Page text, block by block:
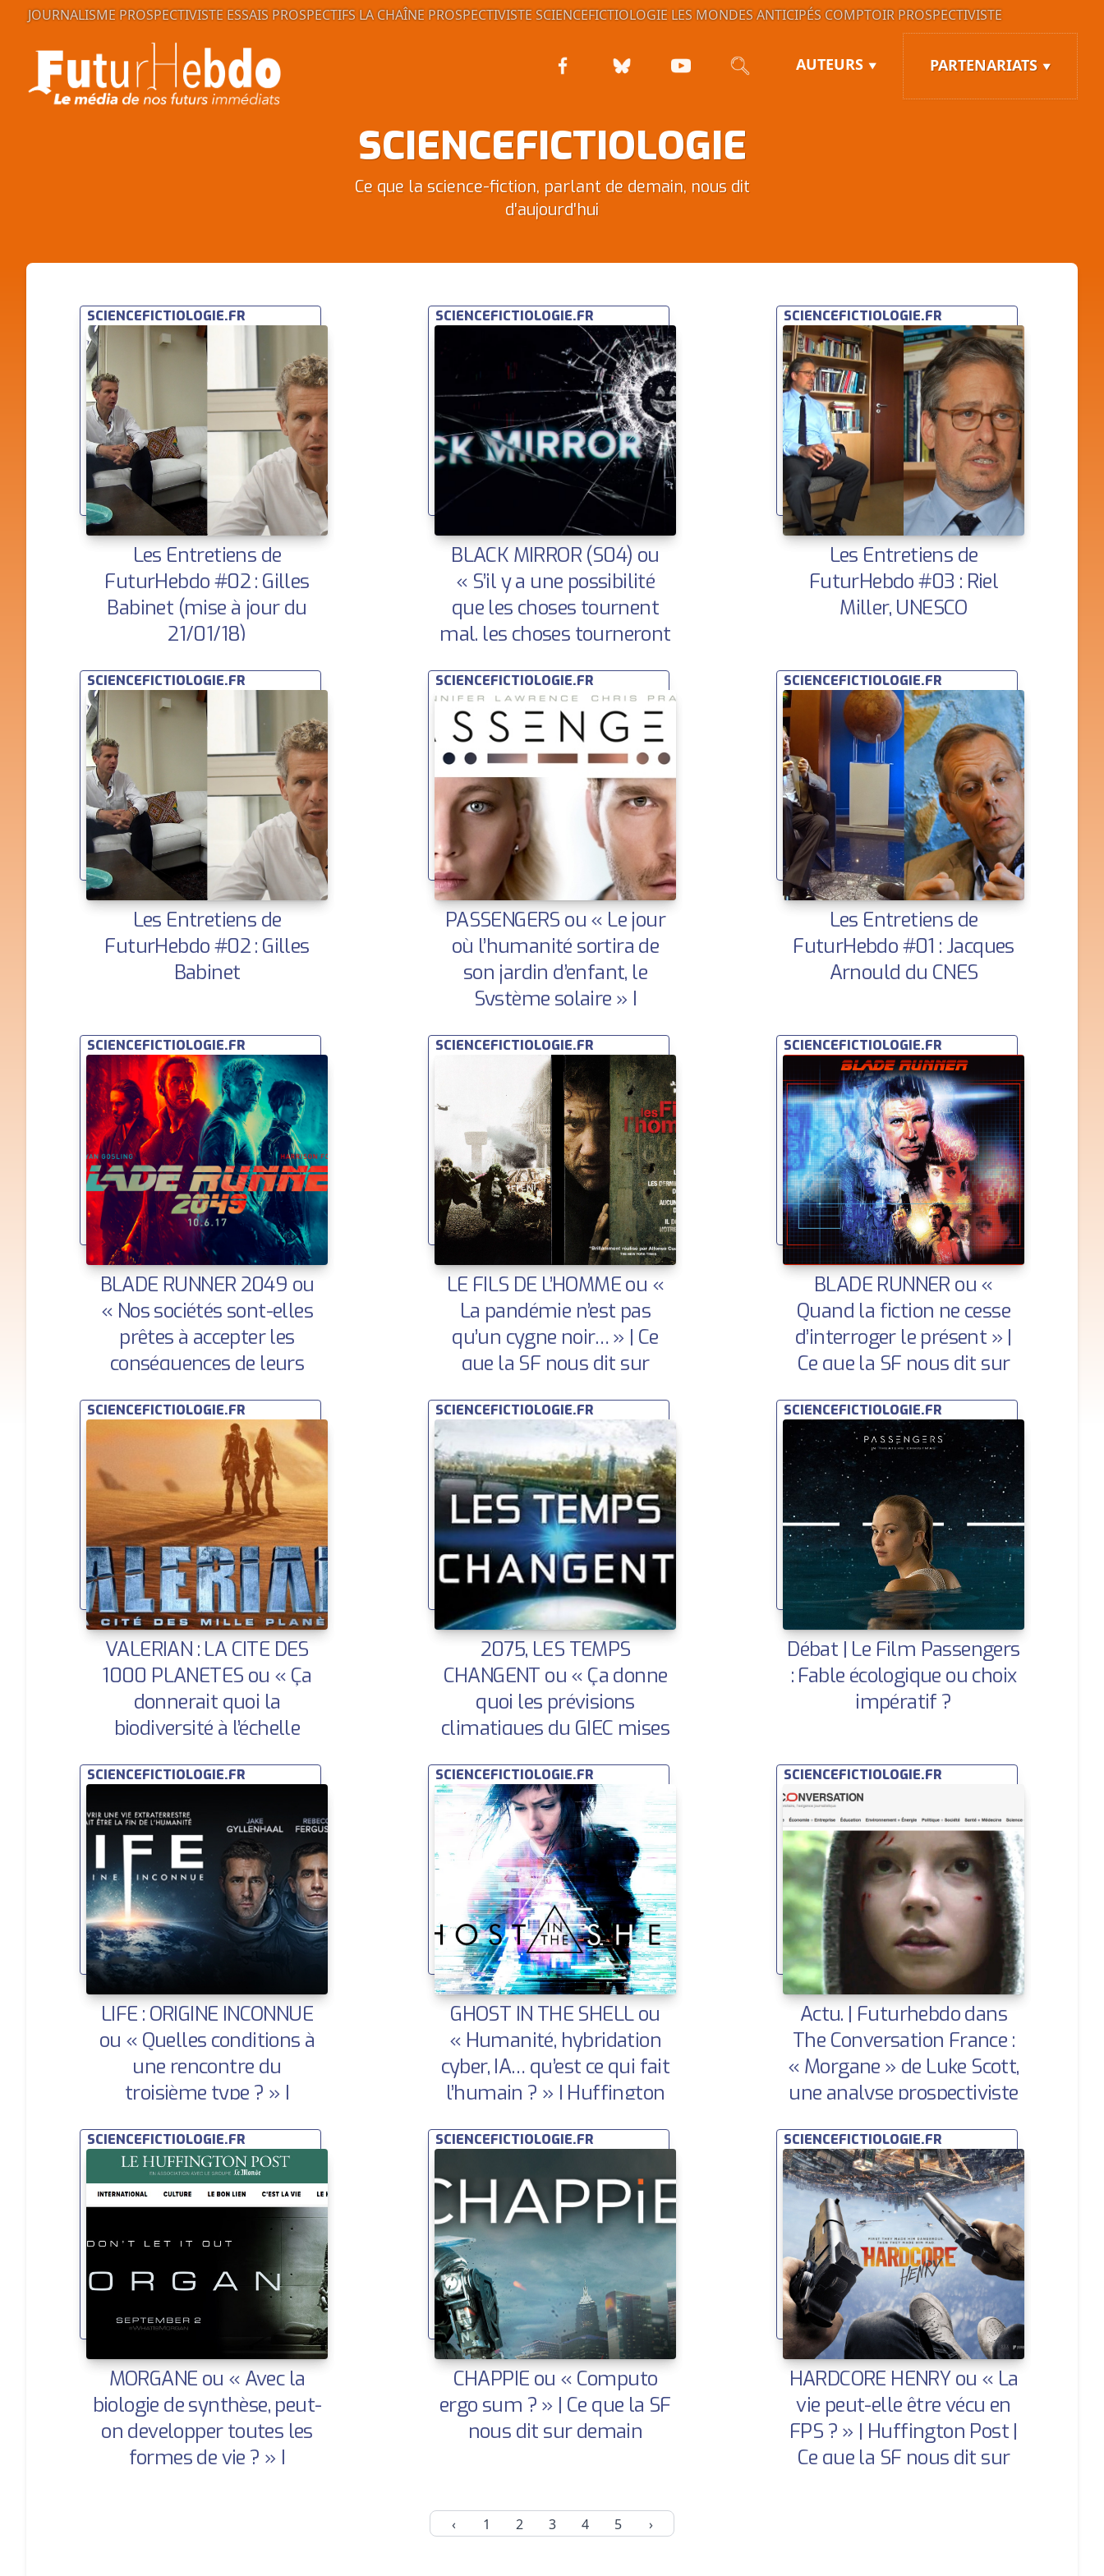
JOURNALISME PROSPECTIVISTE ESSAIS PROSPECTIFSLA CHAÎNE PROSPECTIVISTE SCIENCEFICTIOLOGIE LES MONDES ANTICIPÉSCOMPTOIR PROSPECTIVISTE
AUTEURS PARTENARIATS
SCIENCEFICTIOLOGIE
Ce que la science-fiction, parlant de demain, nous dit
d'aujourd'hui
SCIENCEFICTIOLOGIE.FR
Les Entretiens de
FuturHebdo #02 : Gilles
Babinet (mise à jour du
21/01/18)
SCIENCEFICTIOLOGIE.FR
BLACK MIRROR (S04) ou
« S’il y a une possibilité
que les choses tournent
mal, les choses tourneront
Ce que la SF nous dit sur
demain
SCIENCEFICTIOLOGIE.FR
Les Entretiens de
FuturHebdo #03 : Riel
Miller, UNESCO
SCIENCEFICTIOLOGIE.FR
Les Entretiens de
FuturHebdo #02 : Gilles
Babinet
SCIENCEFICTIOLOGIE.FR
PASSENGERS ou « Le jour
où l’humanité sortira de
son jardin d’enfant, le
Système solaire » |
SF nous dit sur demain
SCIENCEFICTIOLOGIE.FR
Les Entretiens de
FuturHebdo #01 : Jacques
Arnould du CNES
SCIENCEFICTIOLOGIE.FR
BLADE RUNNER 2049 ou
« Nos sociétés sont-elles
prêtes à accepter les
conséquences de leurs
| Ce que la SF nous dit sur
demain
SCIENCEFICTIOLOGIE.FR
LE FILS DE L’HOMME ou «
La pandémie n’est pas
qu’un cygne noir… » | Ce
que la SF nous dit sur
SCIENCEFICTIOLOGIE.FR
BLADE RUNNER ou «
Quand la fiction ne cesse
d’interroger le présent » |
Ce que la SF nous dit sur
SCIENCEFICTIOLOGIE.FR
VALERIAN : LA CITE DES
1000 PLANETES ou « Ça
donnerait quoi la
biodiversité à l’échelle
Post | Ce que la SF nous dit
sur demain
SCIENCEFICTIOLOGIE.FR
2075, LES TEMPS
CHANGENT ou « Ça donne
quoi les prévisions
climatiques du GIEC mises
2017 | Ce que la SF nous dit
sur demain
SCIENCEFICTIOLOGIE.FR
Débat | Le Film Passengers
: Fable écologique ou choix
impératif ?
SCIENCEFICTIOLOGIE.FR
LIFE : ORIGINE INCONNUE
ou « Quelles conditions à
une rencontre du
troisième type ? » |
SF nous dit sur demain
SCIENCEFICTIOLOGIE.FR
GHOST IN THE SHELL ou
« Humanité, hybridation
cyber, IA… qu’est ce qui fait
l’humain ? » | Huffington
sur demain
SCIENCEFICTIOLOGIE.FR
Actu. | Futurhebdo dans
The Conversation France :
« Morgane » de Luke Scott,
une analyse prospectiviste
SCIENCEFICTIOLOGIE.FR
MORGANE ou « Avec la
biologie de synthèse, peut-
on developper toutes les
formes de vie ? » |
SCIENCEFICTIOLOGIE.FR
CHAPPIE ou « Computo
ergo sum ? » | Ce que la SF
nous dit sur demain
SCIENCEFICTIOLOGIE.FR
HARDCORE HENRY ou « La
vie peut-elle être vécu en
FPS ? » | Huffington Post |
Ce que la SF nous dit sur
‹ 1 2 3 4 5 ›